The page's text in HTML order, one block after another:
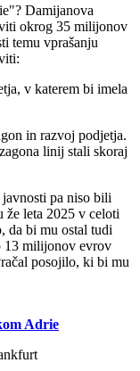
Damijanova
okrog 35 milijonov
temu vprašanju
v katerem bi imela
in razvoj podjetja.
linij stali skoraj
pa niso bili
že leta 2025 v celoti
da bi mu ostal tudi
13 milijonov evrov
posojilo, ki bi mu
Adrie